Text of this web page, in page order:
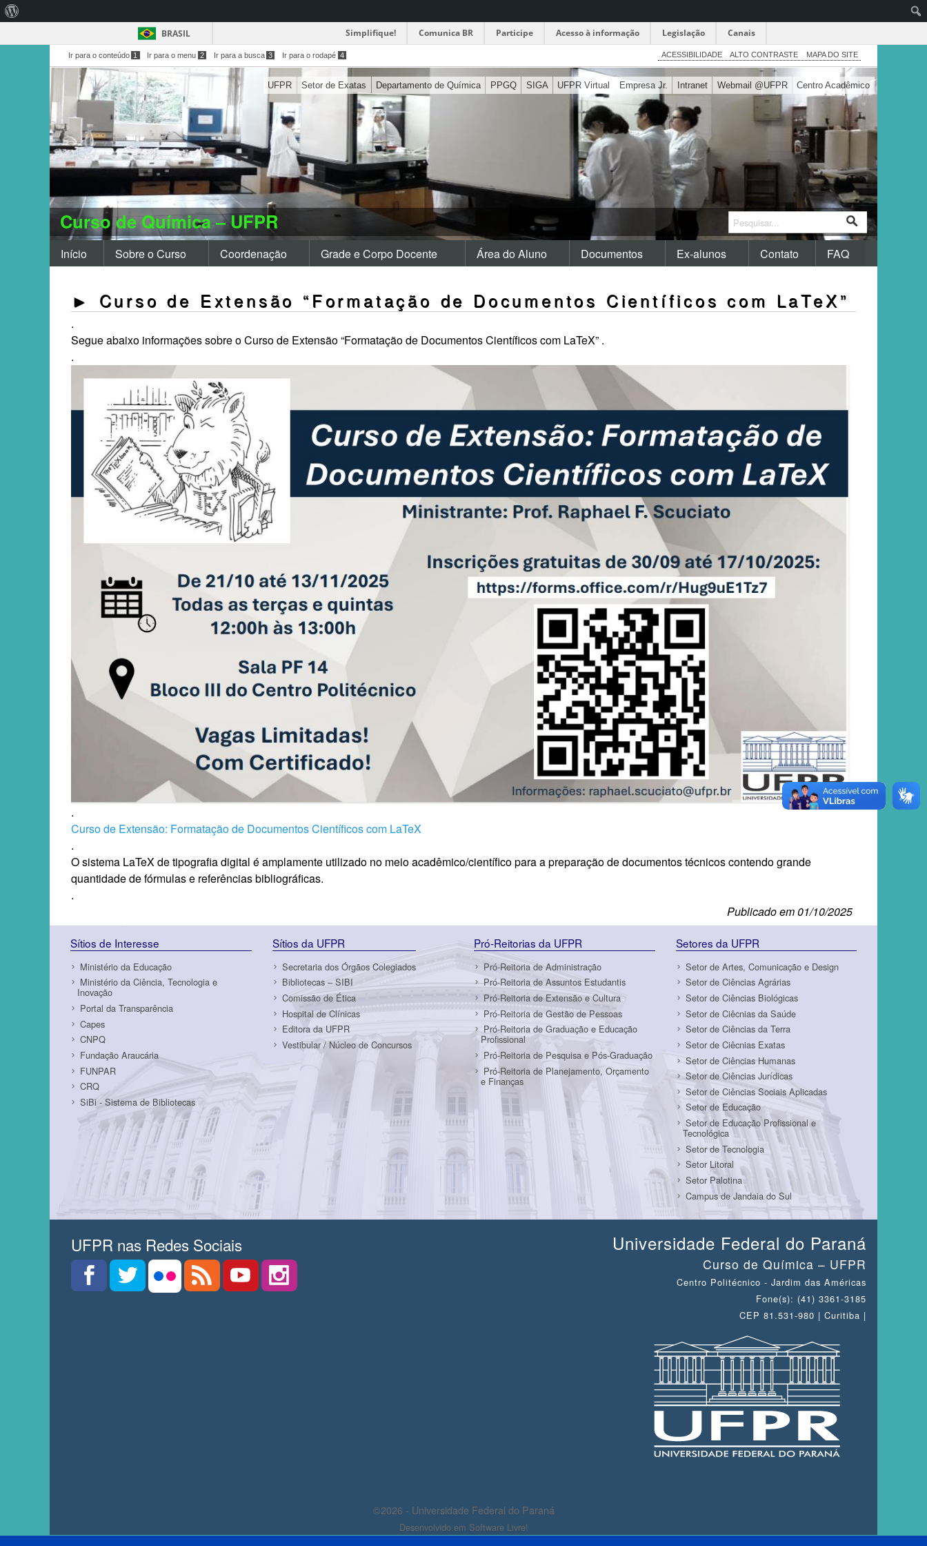
BRASIL Simplifique! Comunica BR Participe Acesso à informação Legislação Canais
Ir para o conteúdo 1 Ir para o menu 2 Ir para a busca 3 Ir para o rodapé 4 ACESSIBILIDADE ALTO CONTRASTE MAPA DO SITE
UFPR Setor de Exatas Departamento de Química PPGQ SIGA UFPR Virtual Empresa Jr. Intranet Webmail @UFPR Centro Acadêmico
Curso de Química – UFPR
Início Sobre o Curso Coordenação Grade e Corpo Docente Área do Aluno Documentos Ex-alunos Contato FAQ
► Curso de Extensão “Formatação de Documentos Científicos com LaTeX”
.
Segue abaixo informações sobre o Curso de Extensão “Formatação de Documentos Científicos com LaTeX” .
.
.
Curso de Extensão: Formatação de Documentos Científicos com LaTeX
.
O sistema LaTeX de tipografia digital é amplamente utilizado no meio acadêmico/científico para a preparação de documentos técnicos contendo grande
quantidade de fórmulas e referências bibliográficas.
.
Publicado em 01/10/2025
Sítios de Interesse
Ministério da Educação
Ministério da Ciência, Tecnologia e
Inovação
Portal da Transparência
Capes
CNPQ
Fundação Araucária
FUNPAR
CRQ
SiBi - Sistema de Bibliotecas
Sítios da UFPR
Secretaria dos Órgãos Colegiados
Bibliotecas – SIBI
Comissão de Ética
Hospital de Clínicas
Editora da UFPR
Vestibular / Núcleo de Concursos
Pró-Reitorias da UFPR
Pró-Reitoria de Administração
Pró-Reitoria de Assuntos Estudantis
Pró-Reitoria de Extensão e Cultura
Pró-Reitoria de Gestão de Pessoas
Pró-Reitoria de Graduação e Educação
Profissional
Pró-Reitoria de Pesquisa e Pós-Graduação
Pró-Reitoria de Planejamento, Orçamento
e Finanças
Setores da UFPR
Setor de Artes, Comunicação e Design
Setor de Ciências Agrárias
Setor de Ciências Biológicas
Setor de Ciêcnias da Saúde
Setor de Ciências da Terra
Setor de Ciêcnias Exatas
Setor de Ciências Humanas
Setor de Ciências Jurídicas
Setor de Ciências Sociais Aplicadas
Setor de Educação
Setor de Educação Profissional e
Tecnológica
Setor de Tecnologia
Setor Litoral
Setor Palotina
Campus de Jandaia do Sul
UFPR nas Redes Sociais Universidade Federal do Paraná
Curso de Química – UFPR
Centro Politécnico - Jardim das Américas
Fone(s): (41) 3361-3185
CEP 81.531-980 | Curitiba |
©2026 - Universidade Federal do Paraná
Desenvolvido em Software Livre!